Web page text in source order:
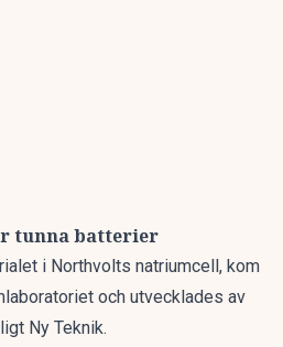
tunna batterier
i Northvolts natriumcell, kom
och utvecklades av
Ny Teknik.